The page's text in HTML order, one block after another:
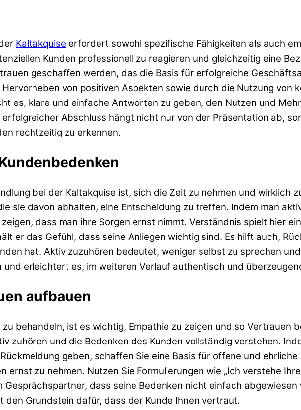
Kaltakquise erfordert sowohl spezifische Fähigkeiten als auch
Kunden professionell zu reagieren und gleichzeitig eine
geschaffen werden, das die Basis für erfolgreiche
von positiven Aspekten sowie durch die Nutzung von
es, klare und einfache Antworten zu geben, den Nutzen und
Abschluss hängt nicht nur von der Präsentation ab,
rechtzeitig zu erkennen.
bei der Kaltakquise ist, sich die Zeit zu nehmen und wirklich
sie davon abhalten, eine Entscheidung zu treffen. Indem man
dass man ihre Sorgen ernst nimmt. Verständnis spielt hier
er das Gefühl, dass seine Anliegen wichtig sind. Es hilft auch,
hat. Aktiv zuzuhören bedeutet, weniger selbst zu sprechen
erleichtert es, im weiteren Verlauf authentisch und
aufbauen
behandeln, ist es wichtig, Empathie zu zeigen und so Vertrauen
zuhören und die Bedenken des Kunden vollständig verstehen.
geben, schaffen Sie eine Basis für offene und ehrliche
zu nehmen. Nutzen Sie Formulierungen wie „Ich verstehe
Gesprächspartner, dass seine Bedenken nicht einfach
den Grundstein dafür, dass der Kunde Ihnen vertraut.